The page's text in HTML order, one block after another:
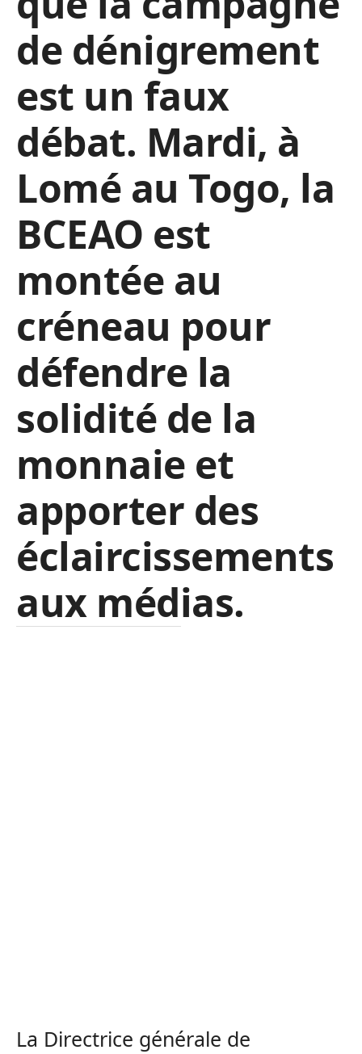
de dénigrement
est un faux
débat. Mardi, à
Lomé au Togo, la
BCEAO est
montée au
créneau pour
défendre la
solidité de la
monnaie et
apporter des
éclaircissements
aux médias.
La Directrice générale de